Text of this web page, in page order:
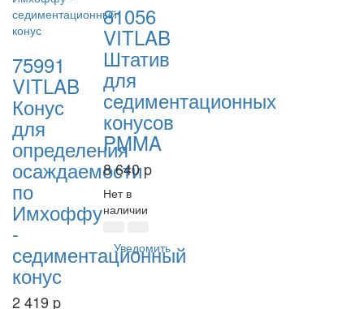
75991
VITLAB
Конус
для
определения
осаждаемости
по
Имхоффу
-
седиментационный
конус
2 419 p
81056
VITLAB
Штатив
для
седиментационных
конусов
PMMA
8 640p
Нет в
наличии
Уведомить